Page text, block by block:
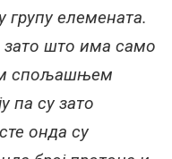
елемената.
зато што има само
спољашњем
па су зато
онда су